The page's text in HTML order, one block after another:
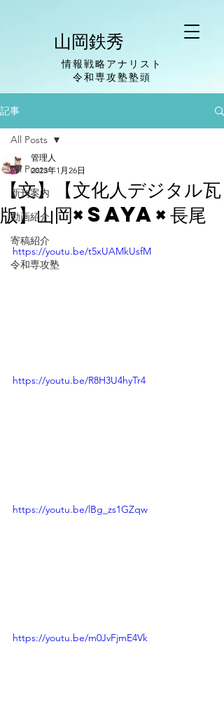
山岡鉄秀
情報戦略アナリスト
​令和専攻塾塾頭
記事
All Posts
新刊案内
動画紹介
寄稿紹介
令和専攻塾
All Posts
【文】【文化人デジタル瓦
版】山岡×saya×長尾
管理人
2023年1月26日
https://youtu.be/t5xUAMkUsfM
https://youtu.be/R8H3U4hyTr4
https://youtu.be/lBg_zs1GZqw
https://youtu.be/m0JvFjmE4Vk